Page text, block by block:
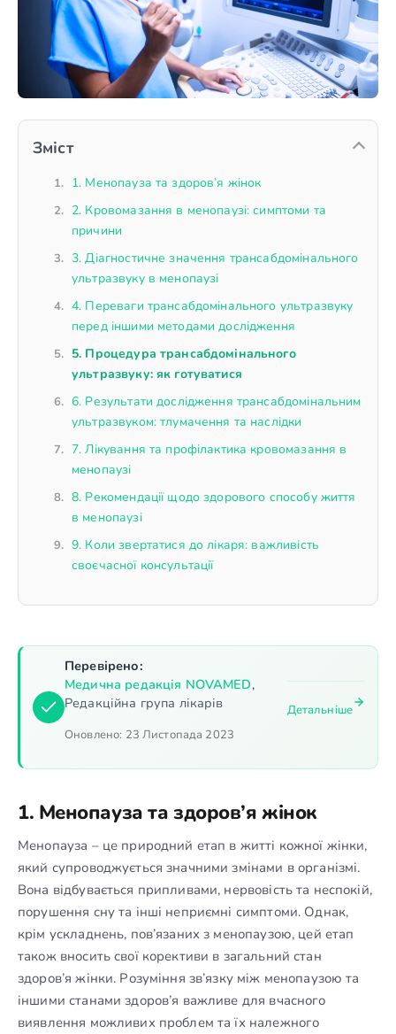
Зміст
1. Менопауза та здоров’я жінок
2. Кровомазання в менопаузі: симптоми та
причини
3. Діагностичне значення трансабдомінального
ультразвуку в менопаузі
4. Переваги трансабдомінального ультразвуку
перед іншими методами дослідження
5. Процедура трансабдомінального
ультразвуку: як готуватися
6. Результати дослідження трансабдомінальним
ультразвуком: тлумачення та наслідки
7. Лікування та профілактика кровомазання в
менопаузі
8. Рекомендації щодо здорового способу життя
в менопаузі
9. Коли звертатися до лікаря: важливість
своєчасної консультації
Перевірено:
Медична редакція NOVAMED,
Редакційна група лікарів
Оновлено: 23 Листопада 2023
Детальніше
1. Менопауза та здоров’я жінок
Менопауза – це природний етап в житті кожної жінки,
який супроводжується значними змінами в організмі.
Вона відбувається припливами, нервовість та неспокій,
порушення сну та інші неприємні симптоми. Однак,
крім ускладнень, пов’язаних з менопаузою, цей етап
також вносить свої корективи в загальний стан
здоров’я жінки. Розуміння зв’язку між менопаузою та
іншими станами здоров’я важливе для вчасного
виявлення можливих проблем та їх належного